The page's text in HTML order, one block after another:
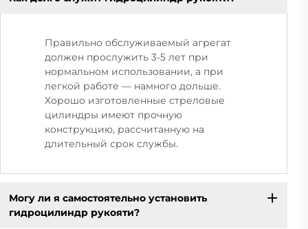
Правильно обслуживаемый агрегат
должен прослужить 3-5 лет при
нормальном использовании, а при
легкой работе — намного дольше.
Хорошо изготовленные стреловые
цилиндры имеют прочную
конструкцию, рассчитанную на
длительный срок службы.
Могу ли я самостоятельно установить
гидроцилиндр рукояти?